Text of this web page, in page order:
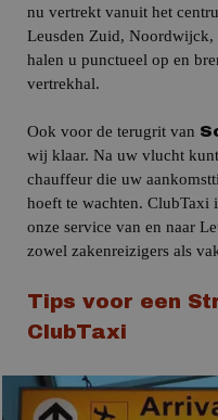
nu vertrekt vanuit het
Leusden Zuid,
halen u punctueel op en
vertrekhal.
Ook voor de terugrit van
wij klaar. Na uw vlucht
chauffeur die uw
hoeft te wachten. ClubTaxi
onze service van en naar
zowel zakenreizigers als
Tips voor een
ClubTaxi